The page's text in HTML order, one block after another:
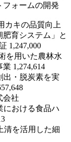
フォームの開発
カキの品質向上
育システム」と
1,247,000
を用いた農林水
1,274,614
出・脱炭素を実
会社
における食品ハ
清を活用した細